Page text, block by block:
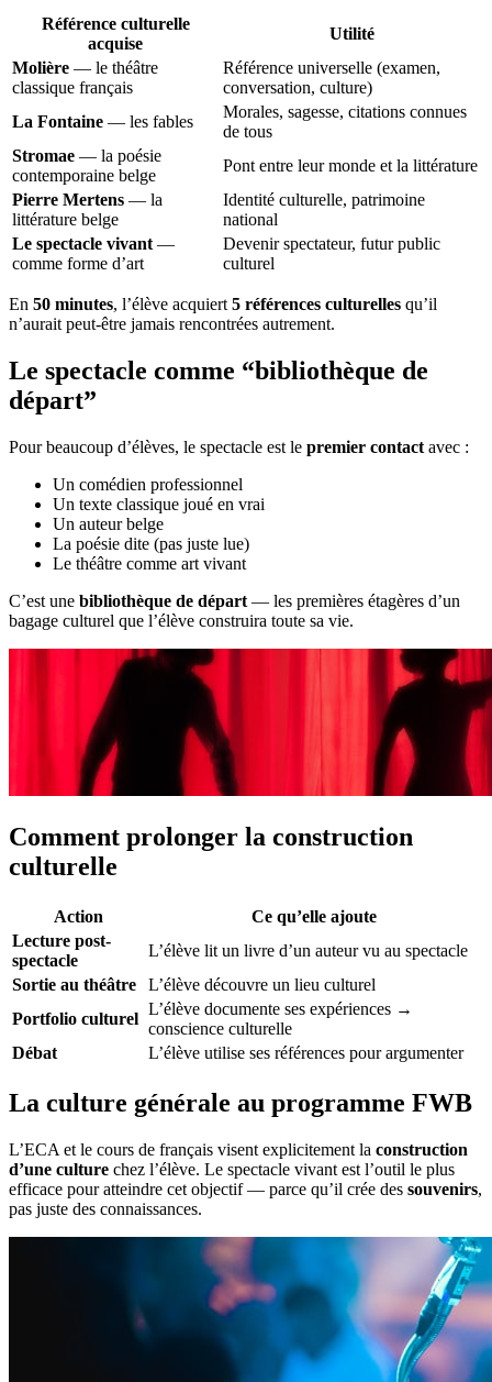
Référence culturelle
acquise
Utilité
Molière — le théâtre
classique français
Référence universelle (examen,
conversation, culture)
La Fontaine — les fables
Morales, sagesse, citations connues
de tous
Stromae — la poésie
contemporaine belge
Pont entre leur monde et la littérature
Pierre Mertens — la
littérature belge
Identité culturelle, patrimoine
national
Le spectacle vivant—
comme forme d’art
Devenir spectateur, futur public
culturel
En 50 minutes, l’élève acquiert5 références culturelles qu’il
n’aurait peut-être jamais rencontrées autrement.
Le spectacle comme “bibliothèque de
départ”
Pour beaucoup d’élèves, le spectacle est le premier contact avec :
Un comédien professionnel
Un texte classique joué en vrai
Un auteur belge
La poésie dite (pas juste lue)
Le théâtre comme art vivant
C’est une bibliothèque de départ — les premières étagères d’un
bagage culturel que l’élève construira toute sa vie.
Comment prolonger la construction
culturelle
Action
Ce qu’elle ajoute
Lecture post-
spectacle
L’élève lit un livre d’un auteur vu au spectacle
Sortie au théâtre
L’élève découvre un lieu culturel
Portfolio culturel
L’élève documente ses expériences →
conscience culturelle
Débat
L’élève utilise ses références pour argumenter
La culture générale au programme FWB
L’ECA et le cours de français visent explicitement la construction
d’une culture chez l’élève. Le spectacle vivant est l’outil le plus
efficace pour atteindre cet objectif — parce qu’il crée des souvenirs,
pas juste des connaissances.